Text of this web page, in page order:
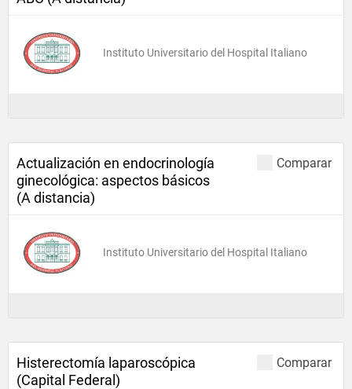
Instituto Universitario del Hospital Italiano
Comparar
Actualización en endocrinología
ginecológica: aspectos básicos
(A distancia)
Instituto Universitario del Hospital Italiano
Comparar
Histerectomía laparoscópica
(Capital Federal)